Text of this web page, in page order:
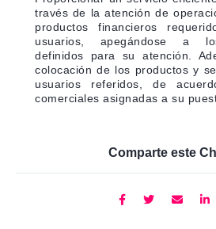
través de la atención de
productos financieros
usuarios, apegándose a
definidos para su atención.
colocación de los productos y
usuarios referidos, de
comerciales asignadas a su
Comparte este